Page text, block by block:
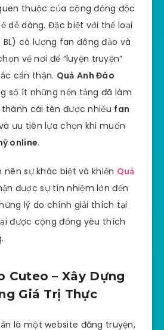
thuộc của cộng đồng độc
dễ dàng. Đặc biệt với thể loại
có lượng fan đông đảo và
về nơi để “luyện truyện”
cẩn thận. Quả Anh Đào
số ít những nền tảng đã làm
cái tên được nhiều fan
ưu tiên lựa chọn khi muốn
online.
nên sự khác biệt và khiến Quả
được sự tín nhiệm lớn đến
lý do chính giải thích tại
được cộng đồng yêu thích
Cuteo – Xây Dựng
Giá Trị Thực
là một website đăng truyện,